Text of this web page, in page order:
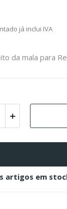
já inclui IVA
da mala para
artigos em